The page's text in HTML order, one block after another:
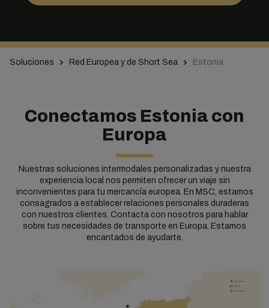
Soluciones Red Europea y de Short Sea Estonia
Conectamos Estonia con
Europa
Nuestras soluciones intermodales personalizadas y nuestra
experiencia local nos permiten ofrecer un viaje sin
inconvenientes para tu mercancía europea. En MSC, estamos
consagrados a establecer relaciones personales duraderas
con nuestros clientes. Contacta con nosotros para hablar
sobre tus necesidades de transporte en Europa. Estamos
encantados de ayudarte.